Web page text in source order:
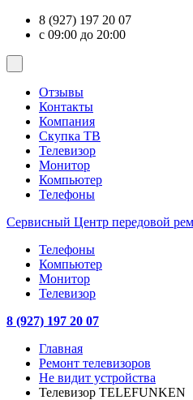
8 (927) 197 20 07
с 09:00 до 20:00
Отзывы
Контакты
Компания
Скупка ТВ
Телевизор
Монитор
Компьютер
Телефоны
Сервисный Центр передовой
Телефоны
Компьютер
Монитор
Телевизор
8 (927) 197 20 07
Главная
Ремонт телевизоров
Не видит устройства
Телевизор TELEFUNKEN